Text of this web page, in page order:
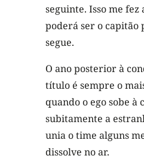
seguinte. Isso me fez
poderá ser o capitão
segue.
O ano posterior à
título é sempre o
quando o ego sobe à
subitamente a
unia o time alguns
dissolve no ar.